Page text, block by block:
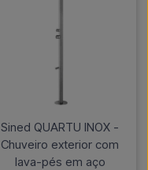
Sined QUARTU INOX -
Chuveiro exterior com
lava-pés em aço